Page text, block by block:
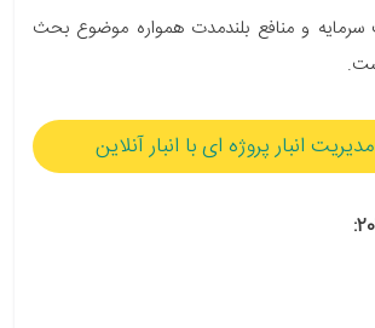
سرمایه و منافع بلندمدت همواره موضوع بحث
مدیریت انبار پروژه ای با انبار آنلاین